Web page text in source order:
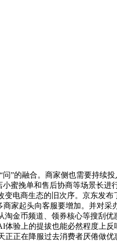
的融合。商家侧也需要持续
蜜挽单和售后协商等场景长
电商生态的旧次序。京东发
家起头向客服要增加。并对
金币频道、领券核心等搜刮
验上的提拔也能必然程度上
正在降服过去消费者厌倦做